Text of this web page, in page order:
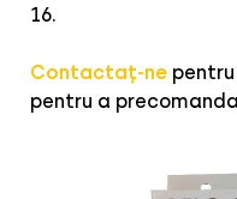
16.
Contactaț-ne
pentru a